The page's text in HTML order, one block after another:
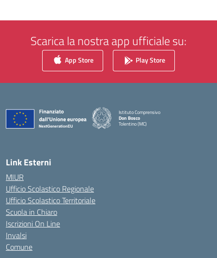
Scarica la nostra app ufficiale su:
App Store Play Store
Istituto Comprensivo
Don Bosco
Tolentino (MC)
Link Esterni
MIUR
Ufficio Scolastico Regionale
Ufficio Scolastico Territoriale
Scuola in Chiaro
Iscrizioni On Line
Invalsi
Comune